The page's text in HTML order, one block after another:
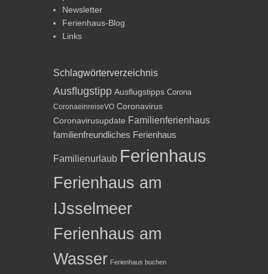
Newsletter
Ferienhaus-Blog
Links
Schlagwörterverzeichnis
Ausflugstipp Ausflugstipps Corona
CoronaeinreiseVO Coronavirus
Coronavirusupdate Familienferienhaus
familienfreundliches Ferienhaus
Familienurlaub Ferienhaus
Ferienhaus am
IJsselmeer
Ferienhaus am
Wasser Ferienhaus buchen